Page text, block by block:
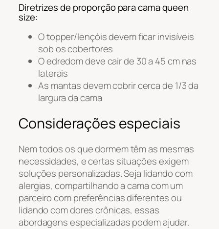
Diretrizes de proporção para cama queen
size:
O topper/lençóis devem ficar invisíveis
sob os cobertores
O edredom deve cair de 30 a 45 cm nas
laterais
As mantas devem cobrir cerca de 1/3 da
largura da cama
Considerações especiais
Nem todos os que dormem têm as mesmas
necessidades, e certas situações exigem
soluções personalizadas. Seja lidando com
alergias, compartilhando a cama com um
parceiro com preferências diferentes ou
lidando com dores crônicas, essas
abordagens especializadas podem ajudar.